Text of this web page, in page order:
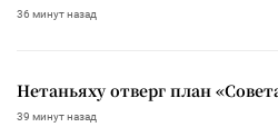
36 минут назад
Нетаньяху отверг план
39 минут назад